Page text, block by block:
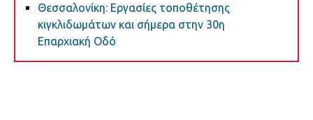
Θεσσαλονίκη: Εργασίες τοποθέτησης
κιγκλιδωμάτων και σήμερα στην 30η
Επαρχιακή Οδό